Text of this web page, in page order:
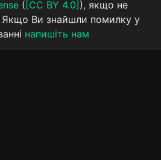
( [CC BY 4.0] ), якщо не
Якщо Ви знайшли помилку у
напишіть нам